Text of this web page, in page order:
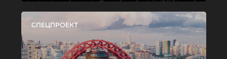
СПЕЦПРОЕКТ